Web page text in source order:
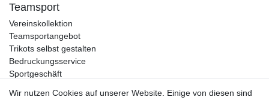
Teamsport
Vereinskollektion
Teamsportangebot
Trikots selbst gestalten
Bedruckungsservice
Sportgeschäft
Wir nutzen Cookies auf unserer Website. Einige von diesen sind